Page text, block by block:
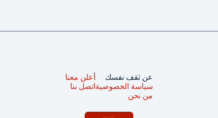
عن ثقف نفسك
سياسة الخصوصية
من نحن
أعلن معنا
اتصل بنا